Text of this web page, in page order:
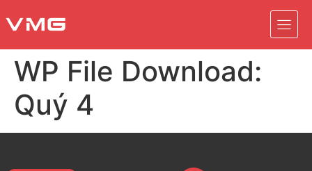
WP File Download:
Quý 4